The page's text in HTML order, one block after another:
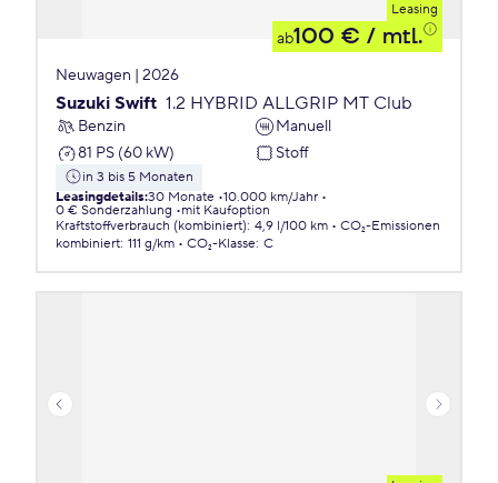
Leasing
ab100 € / mtl.
Neuwagen | 2026
Suzuki Swift 1.2 HYBRID ALLGRIP MT Club
Benzin
Manuell
81 PS (60 kW)
Stoff
in 3 bis 5 Monaten
Leasingdetails:30 Monate 10.000 km/Jahr
0 € Sonderzahlung
mit Kaufoption
Kraftstoffverbrauch (kombiniert): 4,9 l/100 km
CO₂-Emissionen
kombiniert: 111 g/km CO₂-Klasse: C